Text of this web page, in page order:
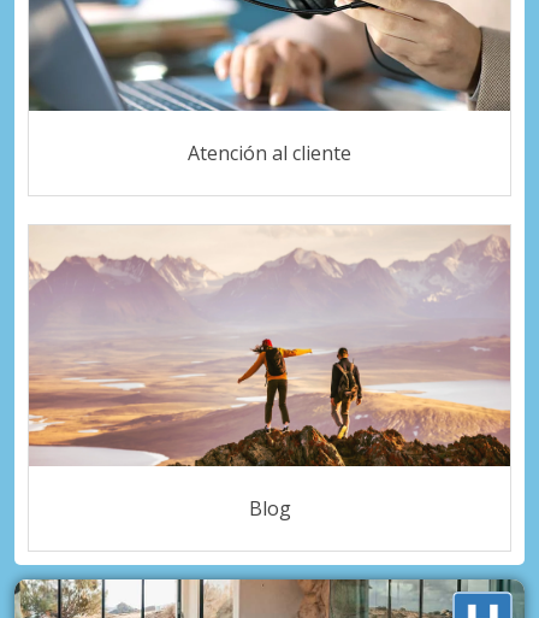
Atención al cliente
Blog